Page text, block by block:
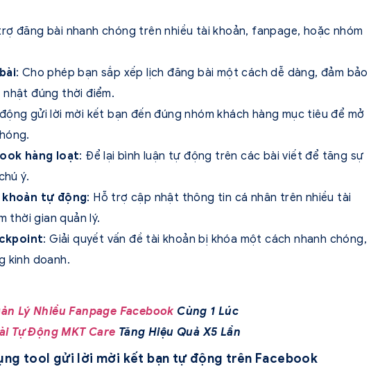
đăng bài nhanh chóng trên nhiều tài khoản, fanpage, hoặc nhóm
: Cho phép bạn sắp xếp lịch đăng bài một cách dễ dàng, đảm bảo
đúng thời điểm.
gửi lời mời kết bạn đến đúng nhóm khách hàng mục tiêu để mở
hàng loạt: Để lại bình luận tự động trên các bài viết để tăng sự
ý.
tự động: Hỗ trợ cập nhật thông tin cá nhân trên nhiều tài
thời gian quản lý.
: Giải quyết vấn đề tài khoản bị khóa một cách nhanh chóng,
kinh doanh.
Lý Nhiều Fanpage FacebookCùng 1 Lúc
Tự Động MKT Care Tăng Hiệu Quả X5 Lần
tool gửi lời mời kết bạn tự động trên Facebook